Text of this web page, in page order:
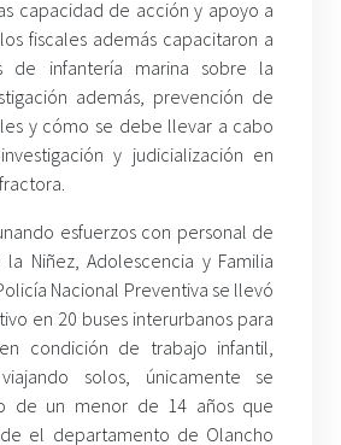
capacidad de acción y apoyo a
fiscales además capacitaron a
de infantería marina sobre la
además, prevención de
y cómo se debe llevar a cabo
y judicialización en
esfuerzos con personal de
Niñez, Adolescencia y Familia
Nacional Preventiva se llevó
en 20 buses interurbanos para
condición de trabajo infantil,
solos, únicamente se
de un menor de 14 años que
el departamento de Olancho